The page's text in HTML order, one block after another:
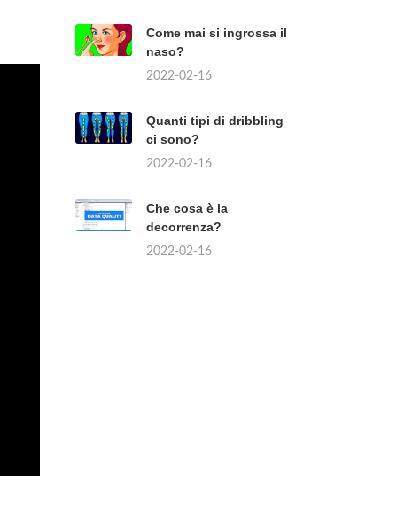
Come mai si ingrossa il
naso?
2022-02-16
Quanti tipi di dribbling
ci sono?
2022-02-16
Che cosa è la
decorrenza?
2022-02-16